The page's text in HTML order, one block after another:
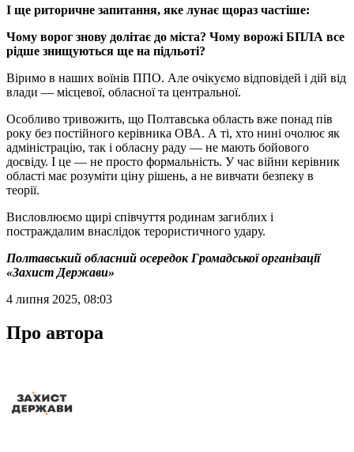
І ще риторичне запитання, яке лунає щораз частіше:
Чому ворог знову долітає до міста? Чому ворожі БПЛА все
рідше знищуються ще на підльоті?
Віримо в наших воїнів ППО. Але очікуємо відповідей і дій від
влади — місцевої, обласної та центральної.
Особливо тривожить, що Полтавська область вже понад пів
року без постійного керівника ОВА. А ті, хто нині очолює як
адміністрацію, так і обласну раду — не мають бойового
досвіду. І це — не просто формальність. У час війни керівник
області має розуміти ціну рішень, а не вивчати безпеку в
теорії.
Висловлюємо щирі співчуття родинам загиблих і
постраждалим внаслідок терористичного удару.
Полтавський обласний осередок Громадської організації
«Захист Держави»
4 липня 2025, 08:03
Про автора